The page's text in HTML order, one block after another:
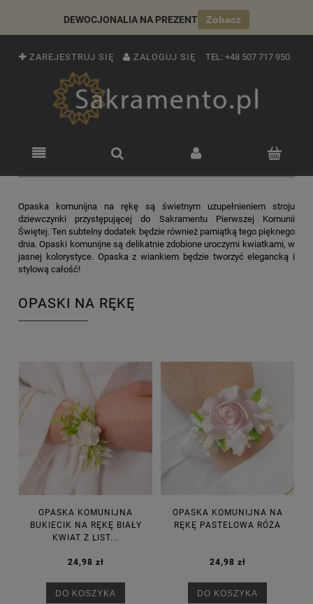
DEWOCJONALIA NA PREZENT Zobacz
ZAREJESTRUJ SIĘ ZALOGUJ SIĘ TEL: +48 507 717 950
Opaska komunijna na rękę są świetnym uzupełnieniem stroju
dziewczynki przystępującej do Sakramentu Pierwszej Komunii
Świętej. Ten subtelny dodatek będzie również pamiątką tego pięknego
dnia. Opaski komunijne są delikatnie zdobione uroczymi kwiatkami, w
jasnej kolorystyce. Opaska z wiankiem będzie tworzyć elegancką i
stylową całość!
OPASKI NA RĘKĘ
OPASKA KOMUNIJNA
BUKIECIK NA RĘKĘ BIAŁY
KWIAT Z LIST...
24,98 zł
DO KOSZYKA
OPASKA KOMUNIJNA NA
RĘKĘ PASTELOWA RÓŻA
24,98 zł
DO KOSZYKA